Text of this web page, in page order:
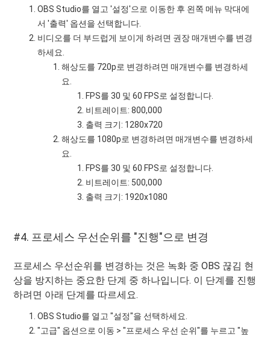
OBS Studio를 열고 '설정'으로 이동한 후 왼쪽 메뉴 막대에
서 '출력' 옵션을 선택합니다.
비디오를 더 부드럽게 보이게 하려면 권장 매개변수를 변경
하세요.
해상도를 720p로 변경하려면 매개변수를 변경하세
요.
FPS를 30 및 60 FPS로 설정합니다.
비트레이트: 800,000
출력 크기: 1280x720
해상도를 1080p로 변경하려면 매개변수를 변경하세
요.
FPS를 30 및 60 FPS로 설정합니다.
비트레이트: 500,000
출력 크기: 1920x1080
#4. 프로세스 우선순위를 "진행"으로 변경
프로세스 우선순위를 변경하는 것은 녹화 중 OBS 끊김 현
상을 방지하는 중요한 단계 중 하나입니다. 이 단계를 진행
하려면 아래 단계를 따르세요.
OBS Studio를 열고 "설정"을 선택하세요.
"고급" 옵션으로 이동 > "프로세스 우선 순위"를 누르고 "높